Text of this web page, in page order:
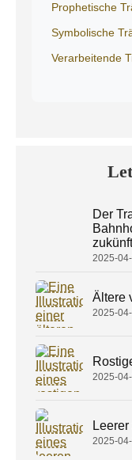
Prophetische
Symbolische
Verarbeitende
Der
2025-
Ältere
2025-
2025-
Leerer
2025-